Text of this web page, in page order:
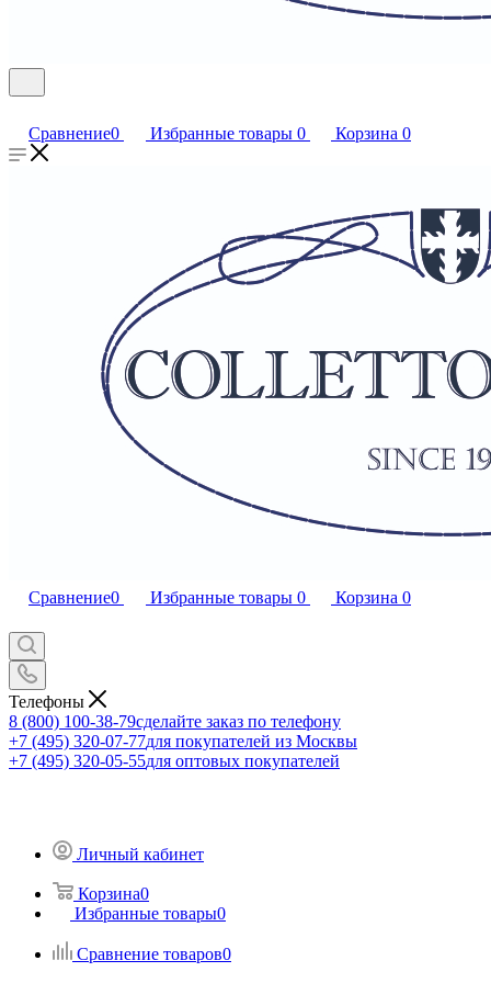
Сравнение0 Избранные товары 0 Корзина 0
Сравнение0 Избранные товары 0 Корзина 0
Телефоны
8 (800) 100-38-79сделайте заказ по телефону
+7 (495) 320-07-77для покупателей из Москвы
+7 (495) 320-05-55для оптовых покупателей
Личный кабинет
Корзина0
Избранные товары0
Сравнение товаров0